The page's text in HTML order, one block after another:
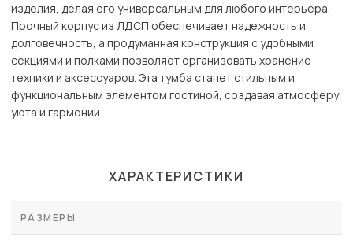
изделия, делая его универсальным для любого интерьера.
Прочный корпус из ЛДСП обеспечивает надежность и
долговечность, а продуманная конструкция с удобными
секциями и полками позволяет организовать хранение
техники и аксессуаров. Эта тумба станет стильным и
функциональным элементом гостиной, создавая атмосферу
уюта и гармонии.
ХАРАКТЕРИСТИКИ
РАЗМЕРЫ